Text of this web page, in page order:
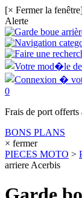
[× Fermer la
Alerte
0
Frais de port offerts
BONS PLANS
× fermer
PIECES MOTO >
arriere Acerbis